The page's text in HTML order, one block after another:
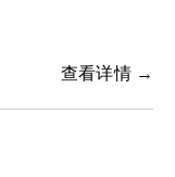
查看详情 →